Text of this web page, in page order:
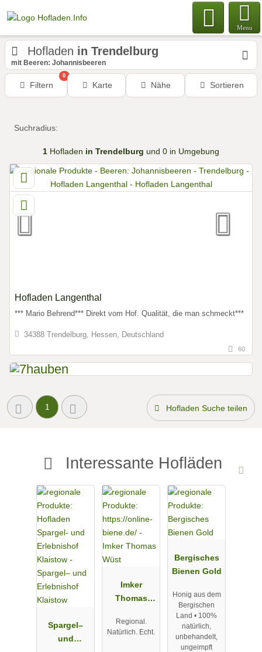
Menu
Hofladen in Trendelburg
mit Beeren: Johannisbeeren
Filtern
0
Karte Nähe Sortieren
Suchradius:
1 Hofladen in Trendelburg und 0 in Umgebung
Hofladen Langenthal
*** Mario Behrend*** Direkt vom Hof. Qualität, die man schmeckt***
34388 Trendelburg, Hessen, Deutschland
60
1 Hofladen Suche teilen
Interessante Hofläden
Spargel–
und
Imker
Thomas
Regional.
Natürlich. Echt.
Bergisches
Bienen Gold
Honig aus dem
Bergischen
Land • 100%
natürlich,
unbehandelt,
ungeimpft